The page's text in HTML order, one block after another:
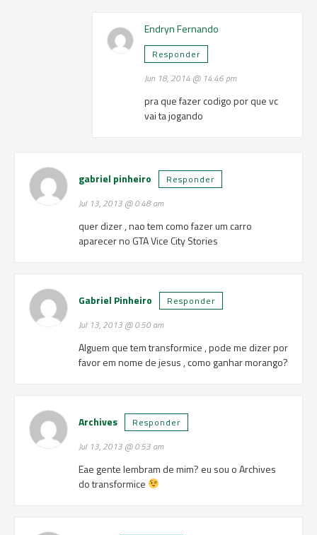
Endryn Fernando
Responder
Jun 18, 2014 @ 14:46 pm
pra que fazer codigo por que vc
vai ta jogando
gabriel pinheiro Responder
Jul 13, 2013 @ 0:48 am
quer dizer , nao tem como fazer um carro
aparecer no GTA Vice City Stories
Gabriel Pinheiro Responder
Jul 13, 2013 @ 0:50 am
Alguem que tem transformice , pode me dizer por
favor em nome de jesus , como ganhar morango?
Archives Responder
Jul 13, 2013 @ 0:53 am
Eae gente lembram de mim? eu sou o Archives
do transformice